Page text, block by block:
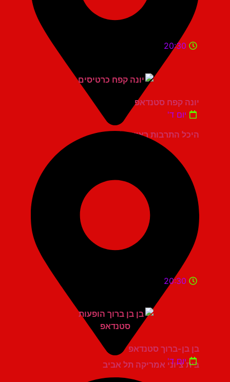
היכל התרבות ראשון לציון
20:30
יונה קפח סטנדאפ
יום ד'
בית ציוני אמריקה תל אביב
20:30
בן בן-ברוך סטנדאפ
יום ד'